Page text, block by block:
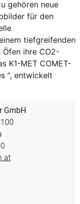
gehören neue
für den
tiefgreifenden
Öfen ihre CO2-
K1-MET COMET-
“, entwickelt
GmbH